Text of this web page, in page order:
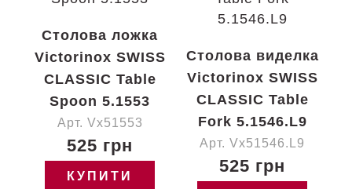
Столова ложка
Victorinox SWISS
CLASSIC Table
Spoon 5.1553
Арт. Vx51553
525 грн
КУПИТИ
Столова виделка
Victorinox SWISS
CLASSIC Table
Fork 5.1546.L9
Арт. Vx51546.L9
525 грн